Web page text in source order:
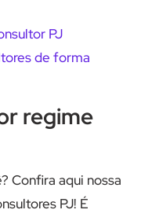
PJ
de forma
regime
Confira aqui nossa
PJ! É